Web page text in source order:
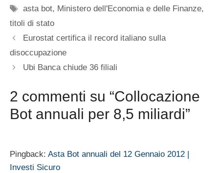
Tag
asta bot, Ministero dell'Economia e delle Finanze,
titoli di stato
Eurostat certifica il record italiano sulla
disoccupazione
Ubi Banca chiude 36 filiali
2 commenti su “Collocazione
Bot annuali per 8,5 miliardi”
Pingback: Asta Bot annuali del 12 Gennaio 2012 |
Investi Sicuro